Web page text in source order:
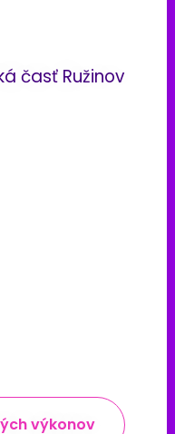
časť Ružinov
výkonov